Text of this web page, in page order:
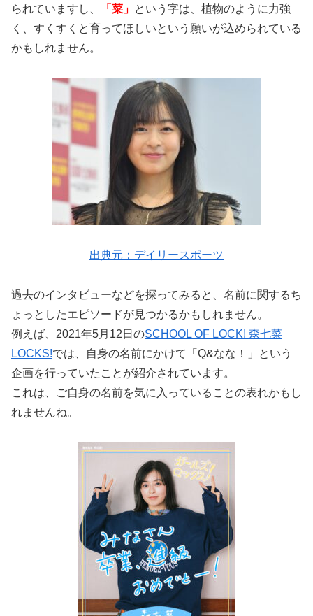
られていますし、 「菜」 という字は、植物のように力強
く、すくすくと育ってほしいという願いが込められている
かもしれません。
出典元：デイリースポーツ
過去のインタビューなどを探ってみると、名前に関するち
ょっとしたエピソードが見つかるかもしれません。
例えば、2021年5月12日のSCHOOL OF LOCK! 森七菜
LOCKS!では、自身の名前にかけて「Q&なな！」という
企画を行っていたことが紹介されています。
これは、ご自身の名前を気に入っていることの表れかもし
れませんね。